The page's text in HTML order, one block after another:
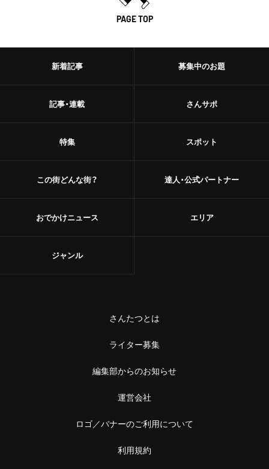
PAGE TOP
新着記事
記事・連載
特集
この街どんな街？
おでかけニュース
募集中のお題
さんサポ
スポット
達人・公式パートナー
エリア
ジャンル
さんたつとは
ライター募集
編集部からのお知らせ
運営会社
ロゴ／バナーのご利用について
利用規約